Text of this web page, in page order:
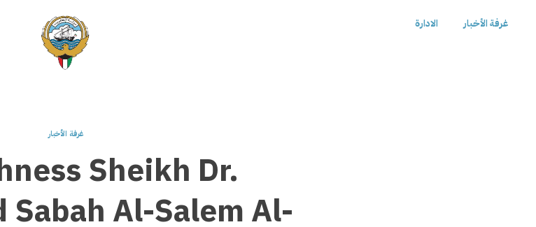
الادارة غرفة الأخبار
غرفة الأخبار
Sheikh Dr.
Sabah Al-Salem Al-